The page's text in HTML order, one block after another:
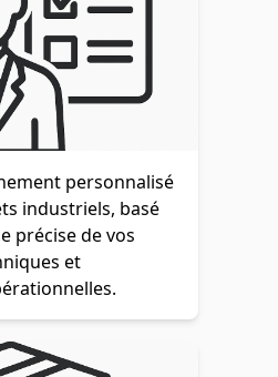
personnalisé
industriels, basé
précise de vos
et